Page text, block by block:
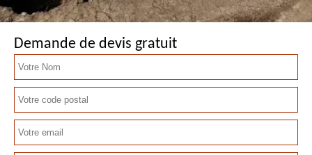
Demande de devis gratuit